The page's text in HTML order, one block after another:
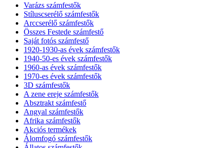
Varázs számfestők
Stíluscserélő számfestők
Arccserélő számfestők
Összes Festede számfestő
Saját fotós számfestő
1920-1930-as évek számfestők
1940-50-es évek számfestők
1960-as évek számfestők
1970-es évek számfestők
3D számfestők
A zene ereje számfestők
Absztrakt számfestő
Angyal számfestők
Afrika számfestők
Akciós termékek
Álomfogó számfestők